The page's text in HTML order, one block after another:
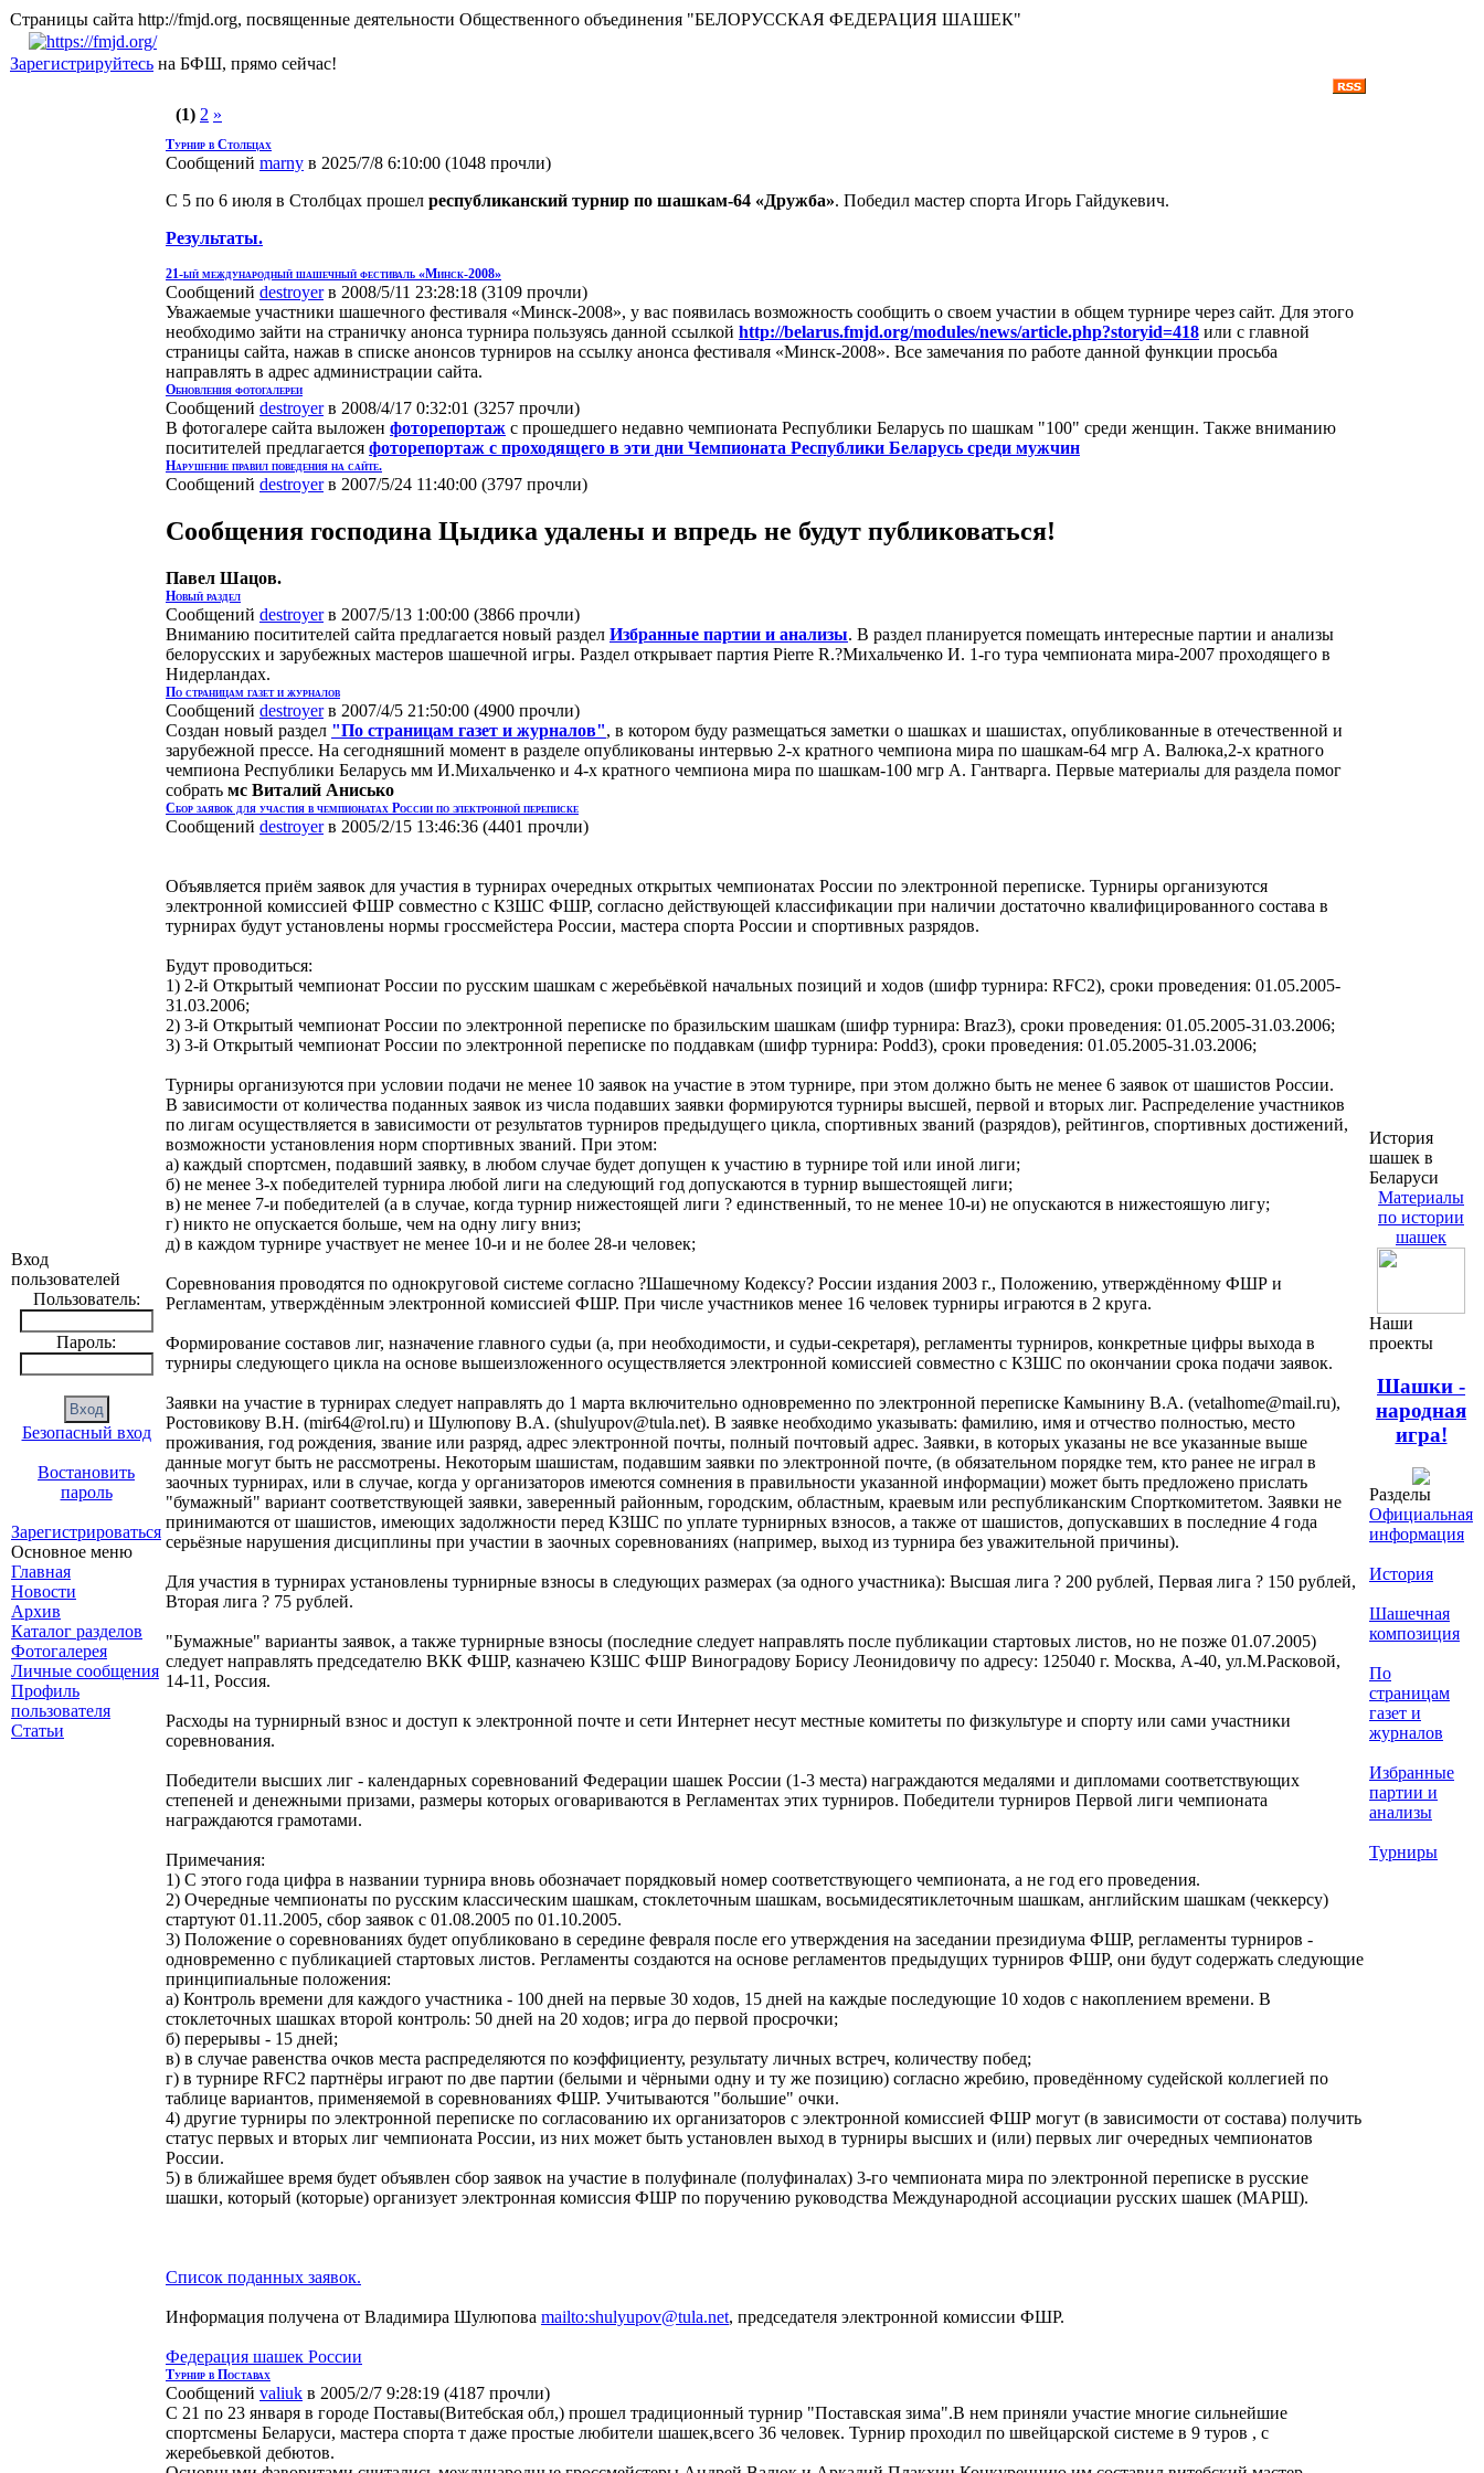
Страницы сайта http://fmjd.org, посвященные деятельности Общественного объединения "БЕЛОРУССКАЯ ФЕДЕРАЦИЯ ШАШЕК"
Зарегистрируйтесь на БФШ, прямо сейчас!
Вход
пользователей
Пользователь:
Пароль:
Безопасный вход
Востановить
пароль
Зарегистрироваться
Основное меню
Главная
Новости
Архив
Каталог разделов
Фотогалерея
Личные сообщения
Профиль
пользователя
Статьи
(1) 2 »
Турнир в Столбцах
Сообщений marny в 2025/7/8 6:10:00 (1048 прочли)
С 5 по 6 июля в Столбцах прошел республиканский турнир по шашкам-64 «Дружба». Победил мастер спорта Игорь Гайдукевич.
Результаты.
21-ый международный шашечный фестиваль «Минск-2008»
Сообщений destroyer в 2008/5/11 23:28:18 (3109 прочли)
Уважаемые участники шашечного фестиваля «Минск-2008», у вас появилась возможность сообщить о своем участии в общем турнире через сайт. Для этого
необходимо зайти на страничку анонса турнира пользуясь данной ссылкой http://belarus.fmjd.org/modules/news/article.php?storyid=418 или с главной
страницы сайта, нажав в списке анонсов турниров на ссылку анонса фестиваля «Минск-2008». Все замечания по работе данной функции просьба
направлять в адрес администрации сайта.
Обновления фотогалереи
Сообщений destroyer в 2008/4/17 0:32:01 (3257 прочли)
В фотогалере сайта выложен фоторепортаж с прошедшего недавно чемпионата Республики Беларусь по шашкам "100" среди женщин. Также вниманию
поситителей предлагается фоторепортаж с проходящего в эти дни Чемпионата Республики Беларусь среди мужчин
Нарушение правил поведения на сайте.
Сообщений destroyer в 2007/5/24 11:40:00 (3797 прочли)
Cообщения господина Цыдика удалены и впредь не будут публиковаться!
Павел Шацов.
Новый раздел
Сообщений destroyer в 2007/5/13 1:00:00 (3866 прочли)
Вниманию поситителей сайта предлагается новый раздел Избранные партии и анализы. В раздел планируется помещать интересные партии и анализы
белорусских и зарубежных мастеров шашечной игры. Раздел открывает партия Pierre R.?Михальченко И. 1-го тура чемпионата мира-2007 проходящего в
Нидерландах.
По страницам газет и журналов
Сообщений destroyer в 2007/4/5 21:50:00 (4900 прочли)
Создан новый раздел "По страницам газет и журналов", в котором буду размещаться заметки о шашках и шашистах, опубликованные в отечественной и
зарубежной прессе. На сегодняшний момент в разделе опубликованы интервью 2-х кратного чемпиона мира по шашкам-64 мгр А. Валюка,2-х кратного
чемпиона Республики Беларусь мм И.Михальченко и 4-х кратного чемпиона мира по шашкам-100 мгр А. Гантварга. Первые материалы для раздела помог
собрать мс Виталий Анисько
Сбор заявок для участия в чемпионатах России по электронной переписке
Сообщений destroyer в 2005/2/15 13:46:36 (4401 прочли)
Объявляется приём заявок для участия в турнирах очередных открытых чемпионатах России по электронной переписке. Турниры организуются
электронной комиссией ФШР совместно с КЗШС ФШР, согласно действующей классификации при наличии достаточно квалифицированного состава в
турнирах будут установлены нормы гроссмейстера России, мастера спорта России и спортивных разрядов.
Будут проводиться:
1) 2-й Открытый чемпионат России по русским шашкам с жеребьёвкой начальных позиций и ходов (шифр турнира: RFC2), cроки проведения: 01.05.2005-
31.03.2006;
2) 3-й Открытый чемпионат России по электронной переписке по бразильским шашкам (шифр турнира: Braz3), cроки проведения: 01.05.2005-31.03.2006;
3) 3-й Открытый чемпионат России по электронной переписке по поддавкам (шифр турнира: Podd3), cроки проведения: 01.05.2005-31.03.2006;
Турниры организуются при условии подачи не менее 10 заявок на участие в этом турнире, при этом должно быть не менее 6 заявок от шашистов России.
В зависимости от количества поданных заявок из числа подавших заявки формируются турниры высшей, первой и вторых лиг. Распределение участников
по лигам осуществляется в зависимости от результатов турниров предыдущего цикла, спортивных званий (разрядов), рейтингов, спортивных достижений,
возможности установления норм спортивных званий. При этом:
а) каждый спортсмен, подавший заявку, в любом случае будет допущен к участию в турнире той или иной лиги;
б) не менее 3-х победителей турнира любой лиги на следующий год допускаются в турнир вышестоящей лиги;
в) не менее 7-и победителей (а в случае, когда турнир нижестоящей лиги ? единственный, то не менее 10-и) не опускаются в нижестояшую лигу;
г) никто не опускается больше, чем на одну лигу вниз;
д) в каждом турнире участвует не менее 10-и и не более 28-и человек;
Соревнования проводятся по однокруговой системе согласно ?Шашечному Кодексу? России издания 2003 г., Положению, утверждённому ФШР и
Регламентам, утверждённым электронной комиссией ФШР. При числе участников менее 16 человек турниры играются в 2 круга.
Формирование составов лиг, назначение главного судьи (а, при необходимости, и судьи-секретаря), регламенты турниров, конкретные цифры выхода в
турниры следующего цикла на основе вышеизложенного осуществляется электронной комиссией совместно с КЗШС по окончании срока подачи заявок.
Заявки на участие в турнирах следует направлять до 1 марта включительно одновременно по электронной переписке Камынину В.А. (vetalhome@mail.ru),
Ростовикову В.Н. (mir64@rol.ru) и Шулюпову В.А. (shulyupov@tula.net). В заявке необходимо указывать: фамилию, имя и отчество полностью, место
проживания, год рождения, звание или разряд, адрес электронной почты, полный почтовый адрес. Заявки, в которых указаны не все указанные выше
данные могут быть не рассмотрены. Некоторым шашистам, подавшим заявки по электронной почте, (в обязательном порядке тем, кто ранее не играл в
заочных турнирах, или в случае, когда у организаторов имеются сомнения в правильности указанной информации) может быть предложено прислать
"бумажный" вариант соответствующей заявки, заверенный районным, городским, областным, краевым или республиканским Спорткомитетом. Заявки не
принимаются от шашистов, имеющих задолжности перед КЗШС по уплате турнирных взносов, а также от шашистов, допускавших в последние 4 года
серьёзные нарушения дисциплины при участии в заочных соревнованиях (например, выход из турнира без уважительной причины).
Для участия в турнирах установлены турнирные взносы в следующих размерах (за одного участника): Высшая лига ? 200 рублей, Первая лига ? 150 рублей,
Вторая лига ? 75 рублей.
"Бумажные" варианты заявок, а также турнирные взносы (последние следует направлять после публикации стартовых листов, но не позже 01.07.2005)
следует направлять председателю ВКК ФШР, казначею КЗШС ФШР Виноградову Борису Леонидовичу по адресу: 125040 г. Москва, А-40, ул.М.Расковой,
14-11, Россия.
Расходы на турнирный взнос и доступ к электронной почте и сети Интернет несут местные комитеты по физкультуре и спорту или сами участники
соревнования.
Победители высших лиг - календарных соревнований Федерации шашек России (1-3 места) награждаются медалями и дипломами соответствующих
степеней и денежными призами, размеры которых оговариваются в Регламентах этих турниров. Победители турниров Первой лиги чемпионата
награждаются грамотами.
Примечания:
1) С этого года цифра в названии турнира вновь обозначает порядковый номер соответствующего чемпионата, а не год его проведения.
2) Очередные чемпионаты по русским классическим шашкам, стоклеточным шашкам, восьмидесятиклеточным шашкам, английским шашкам (чеккерсу)
стартуют 01.11.2005, сбор заявок с 01.08.2005 по 01.10.2005.
3) Положение о соревнованиях будет опубликовано в середине февраля после его утверждения на заседании президиума ФШР, регламенты турниров -
одновременно с публикацией стартовых листов. Регламенты создаются на основе регламентов предыдущих турниров ФШР, они будут содержать следующие
принципиальные положения:
а) Контроль времени для каждого участника - 100 дней на первые 30 ходов, 15 дней на каждые последующие 10 ходов с накоплением времени. В
стоклеточных шашках второй контроль: 50 дней на 20 ходов; игра до первой просрочки;
б) перерывы - 15 дней;
в) в случае равенства очков места распределяются по коэффициенту, результату личных встреч, количеству побед;
г) в турнире RFC2 партнёры играют по две партии (белыми и чёрными одну и ту же позицию) согласно жребию, проведённому судейской коллегией по
таблице вариантов, применяемой в соревнованиях ФШР. Учитываются "большие" очки.
4) другие турниры по электронной переписке по согласованию их организаторов с электронной комиссией ФШР могут (в зависимости от состава) получить
статус первых и вторых лиг чемпионата России, из них может быть установлен выход в турниры высших и (или) первых лиг очередных чемпионатов
России.
5) в ближайшее время будет объявлен сбор заявок на участие в полуфинале (полуфиналах) 3-го чемпионата мира по электронной переписке в русские
шашки, который (которые) организует электронная комиссия ФШР по поручению руководства Международной ассоциации русских шашек (МАРШ).
Список поданных заявок.
Информация получена от Владимира Шулюпова mailto:shulyupov@tula.net, председателя электронной комиссии ФШР.
Федерация шашек России
Турнир в Поставах
Сообщений valiuk в 2005/2/7 9:28:19 (4187 прочли)
С 21 по 23 января в городе Поставы(Витебская обл,) прошел традиционный турнир "Поставская зима".В нем приняли участие многие сильнейшие
спортсмены Беларуси, мастера спорта т даже простые любители шашек,всего 36 человек. Турнир проходил по швейцарской системе в 9 туров , с
жеребьевкой дебютов.
История
шашек в
Беларуси
Материалы
по истории
шашек
Наши
проекты
Шашки -
народная
игра!
Разделы
Официальная
информация
История
Шашечная
композиция
По
страницам
газет и
журналов
Избранные
партии и
анализы
Турниры